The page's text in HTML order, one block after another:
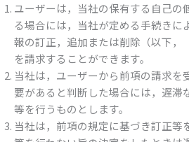
ユーザーは，当社の保有する自己の
る場合には，当社が定める手続きに
報の訂正，追加または削除（以下，
を請求することができます。
当社は，ユーザーから前項の請求を
要があると判断した場合には，遅滞
等を行うものとします。
当社は，前項の規定に基づき訂正等